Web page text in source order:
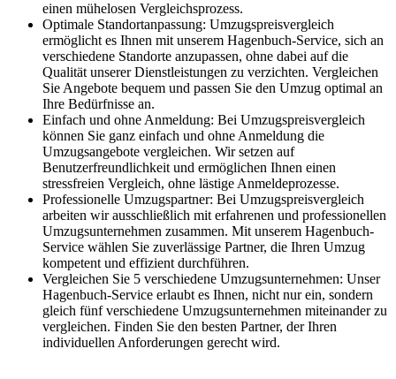
einen mühelosen Vergleichsprozess.
Optimale Standortanpassung: Umzugspreisvergleich
ermöglicht es Ihnen mit unserem Hagenbuch-Service, sich an
verschiedene Standorte anzupassen, ohne dabei auf die
Qualität unserer Dienstleistungen zu verzichten. Vergleichen
Sie Angebote bequem und passen Sie den Umzug optimal an
Ihre Bedürfnisse an.
Einfach und ohne Anmeldung: Bei Umzugspreisvergleich
können Sie ganz einfach und ohne Anmeldung die
Umzugsangebote vergleichen. Wir setzen auf
Benutzerfreundlichkeit und ermöglichen Ihnen einen
stressfreien Vergleich, ohne lästige Anmeldeprozesse.
Professionelle Umzugspartner: Bei Umzugspreisvergleich
arbeiten wir ausschließlich mit erfahrenen und professionellen
Umzugsunternehmen zusammen. Mit unserem Hagenbuch-
Service wählen Sie zuverlässige Partner, die Ihren Umzug
kompetent und effizient durchführen.
Vergleichen Sie 5 verschiedene Umzugsunternehmen: Unser
Hagenbuch-Service erlaubt es Ihnen, nicht nur ein, sondern
gleich fünf verschiedene Umzugsunternehmen miteinander zu
vergleichen. Finden Sie den besten Partner, der Ihren
individuellen Anforderungen gerecht wird.